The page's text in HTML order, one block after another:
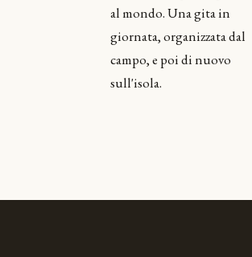
al mondo. Una gita in
giornata, organizzata dal
campo, e poi di nuovo
sull'isola.